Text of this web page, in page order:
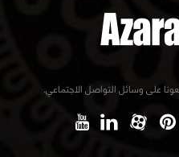
على وسائل التواصل الاجتماعي.